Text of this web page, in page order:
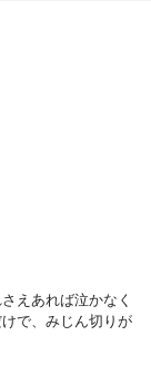
えあれば泣かなく
で、みじん切りが